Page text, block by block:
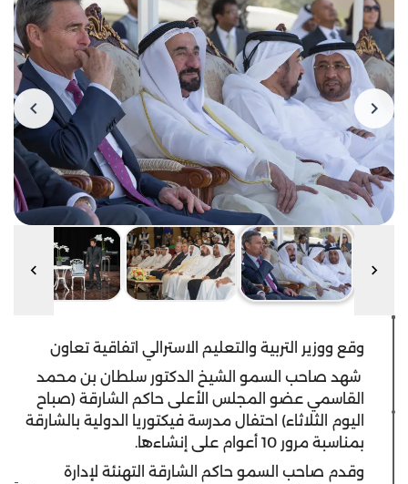
وقع ووزير التربية والتعليم الاسترالي اتفاقية تعاون
شهد صاحب السمو الشيخ الدكتور سلطان بن محمد
القاسمي عضو المجلس الأعلى حاكم الشارقة (صباح
اليوم الثلاثاء) احتفال مدرسة فيكتوريا الدولية بالشارقة
بمناسبة مرور 10 أعوام على إنشاءها.
وقدم صاحب السمو حاكم الشارقة التهنئة لإدارة